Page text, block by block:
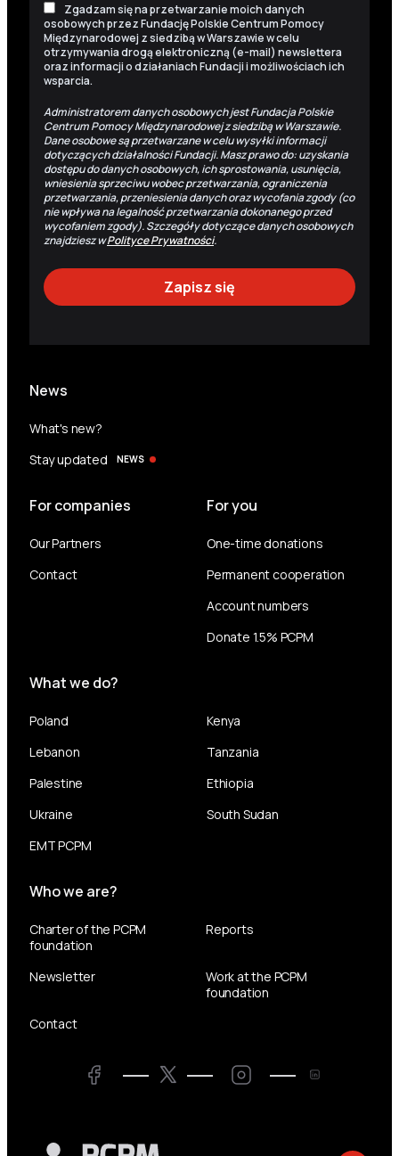
Zgadzam się na przetwarzanie moich danych
osobowych przez Fundację Polskie Centrum Pomocy
Międzynarodowej z siedzibą w Warszawie w celu
otrzymywania drogą elektroniczną (e-mail) newslettera
oraz informacji o działaniach Fundacji i możliwościach ich
wsparcia.
Administratorem danych osobowych jest Fundacja Polskie
Centrum Pomocy Międzynarodowej z siedzibą w Warszawie.
Dane osobowe są przetwarzane w celu wysyłki informacji
dotyczących działalności Fundacji. Masz prawo do: uzyskania
dostępu do danych osobowych, ich sprostowania, usunięcia,
wniesienia sprzeciwu wobec przetwarzania, ograniczenia
przetwarzania, przeniesienia danych oraz wycofania zgody (co
nie wpływa na legalność przetwarzania dokonanego przed
wycofaniem zgody). Szczegóły dotyczące danych osobowych
znajdziesz wPolityce Prywatności.
News
What's new?
Stay updated
NEWS
For companies
Our Partners
Contact
For you
One-time donations
Permanent cooperation
Account numbers
Donate 1.5% PCPM
What we do?
Poland
Lebanon
Palestine
Ukraine
EMT PCPM
Kenya
Tanzania
Ethiopia
South Sudan
Who we are?
Charter of the PCPM
foundation
Reports
Newsletter
Work at the PCPM
foundation
Contact
Facebook Twitter LinkedIn Twitter